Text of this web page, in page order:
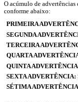
O acúmulo de advertências
conforme abaixo:
PRIMEIRA
SEGUNDA
TERCEIRA
QUARTA
QUINTA
SEXTA ADVERTÊNCIA:
SÉTIMA